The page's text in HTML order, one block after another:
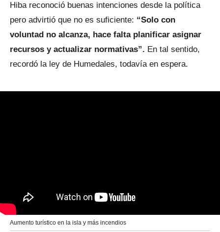
Hiba reconoció buenas intenciones desde la política
pero advirtió que no es suficiente: “Solo con
voluntad no alcanza, hace falta planificar asignar
recursos y actualizar normativas”. En tal sentido,
recordó la ley de Humedales, todavía en espera.
Aumento turístico en la isla y más incendios